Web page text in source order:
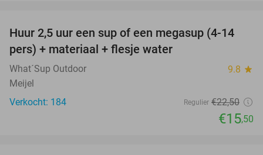
31%
Huur 2,5 uur een sup of een megasup (4-14
pers) + materiaal + flesje water
What´Sup Outdoor 9.8 star
Meijel
Verkocht: 184
Regulier €22,50
€15,50